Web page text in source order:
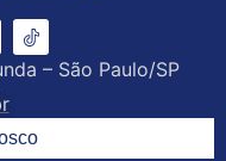
– São Paulo/SP